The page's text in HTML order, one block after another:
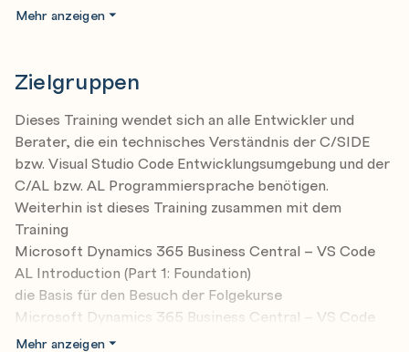
Page- und Page Extension Design
Aufbau von Feldvalidierungen
Flowfields und Flowfilter
Ereignisgesteuerte (Event) Programmierung
Umfassende Implementierung von
Standardfunktionalitäten wie
Anwendungseinrichtung, Nummernserien,
angepasste Lookup-Fenster, Rolecenter u.v.m.
Record References
Test & Deployment
Mehr anzeigen
Zielgruppen
Dieses Training wendet sich an alle Entwickler und
Berater, die ein technisches Verständnis der C/SIDE
bzw. Visual Studio Code Entwicklungsumgebung und der
C/AL bzw. AL Programmiersprache benötigen.
Weiterhin ist dieses Training zusammen mit dem
Training
Microsoft Dynamics 365 Business Central – VS Code
AL Introduction (Part 1: Foundation)
die Basis für den Besuch der Folgekurse
Microsoft Dynamics 365 Business Central – VS Code
AL Reporting (Part 1: Foundation) und
Mehr anzeigen